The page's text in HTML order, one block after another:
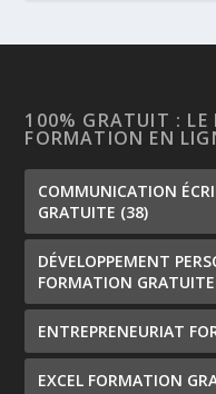
100% GRATUIT : LE
FORMATION EN
COMMUNICATION
GRATUITE (38)
DÉVELOPPEMENT
FORMATION GRATUITE
ENTREPRENEURIAT
EXCEL FORMATION